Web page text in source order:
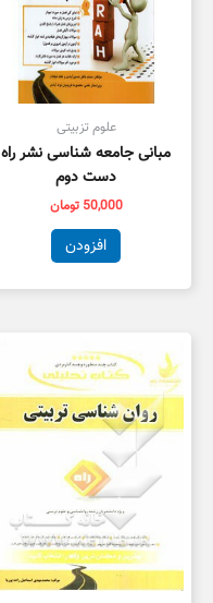
علوم تزبیتی
مبانی جامعه شناسی نشر راه
دست دوم
50,000 تومان
افزودن